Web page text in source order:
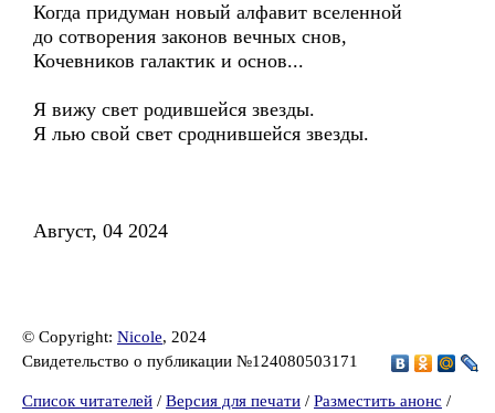
Когда придуман новый алфавит вселенной
до сотворения законов вечных снов,
Кочевников галактик и основ...
Я вижу свет родившейся звезды.
Я лью свой свет сроднившейся звезды.
Август, 04 2024
© Copyright: Nicole, 2024
Свидетельство о публикации №124080503171
Список читателей / Версия для печати / Разместить анонс /